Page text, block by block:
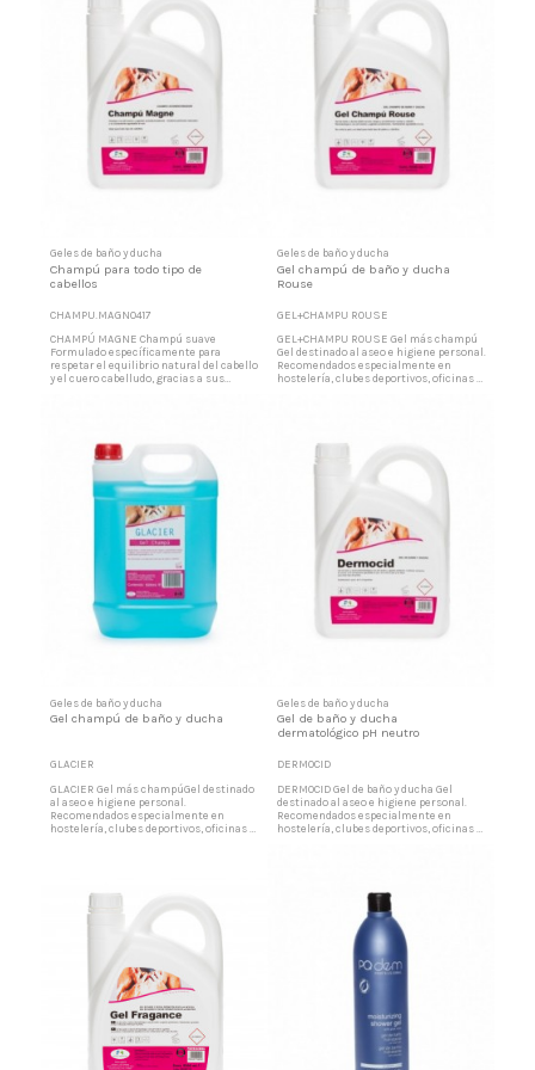
Por su estudiada composición,...
acondicionador para uso diario
Geles de baño y ducha
Champú para todo tipo de
cabellos
CHAMPU.MAGN0417
CHAMPÚ MAGNE Champú suave
Formulado específicamente para
respetar el equilibrio natural del cabello
y el cuero cabelludo, gracias a sus
agresiones externas. Champú uso diario
Por su estudiada composición, deja el
Geles de baño y ducha
Gel champú de baño y ducha
Rouse
GEL+CHAMPU ROUSE
GEL+CHAMPU ROUSE Gel más champú
Gel destinado al aseo e higiene personal.
Recomendados especialmente en
hostelería, clubes deportivos, oficinas y
corporal Líquido cremoso opacificado
Geles de baño y ducha
Gel champú de baño y ducha
GLACIER
GLACIER Gel más champúGel destinado
al aseo e higiene personal.
Recomendados especialmente en
hostelería, clubes deportivos, oficinas y
corporalLíquido cremoso opacificado
con agradable esencia. Los elementos...
Geles de baño y ducha
Gel de baño y ducha
dermatológico pH neutro
DERMOCID
DERMOCID Gel de baño y ducha Gel
destinado al aseo e higiene personal.
Recomendados especialmente en
hostelería, clubes deportivos, oficinas y
elementos limpiadores, suavizantes y
acondicionadores que...